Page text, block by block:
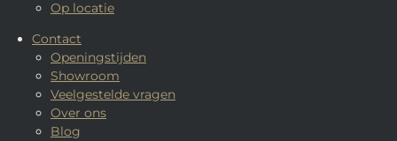
Op locatie
Contact
Openingstijden
Showroom
Veelgestelde vragen
Over ons
Blog